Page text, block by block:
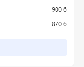
900 б
870 б